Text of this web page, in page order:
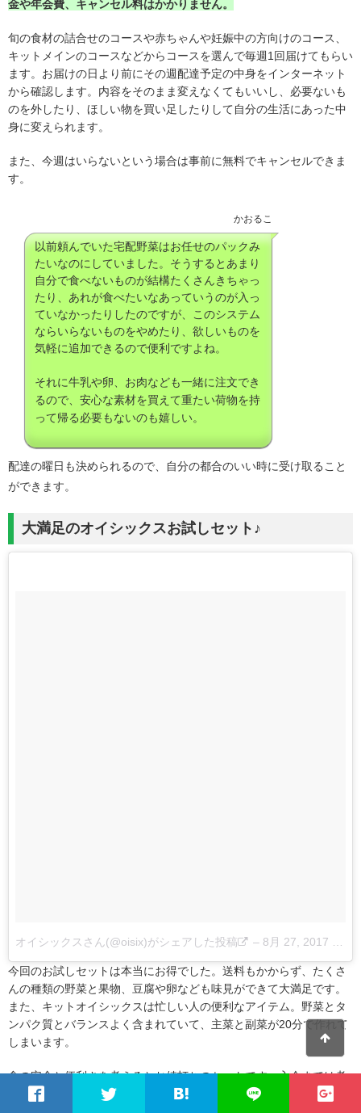
金や年会費、キャンセル料はかかりません。
旬の食材の詰合せのコースや赤ちゃんや妊娠中の方向けのコース、
キットメインのコースなどからコースを選んで毎週1回届けてもらい
ます。お届けの日より前にその週配達予定の中身をインターネット
から確認します。内容をそのまま変えなくてもいいし、必要ないも
のを外したり、ほしい物を買い足したりして自分の生活にあった中
身に変えられます。
また、今週はいらないという場合は事前に無料でキャンセルできま
す。
かおるこ
以前頼んでいた宅配野菜はお任せのパックみ
たいなのにしていました。そうするとあまり
自分で食べないものが結構たくさんきちゃっ
たり、あれが食べたいなあっていうのが入っ
ていなかったりしたのですが、このシステム
ならいらないものをやめたり、欲しいものを
気軽に追加できるので便利ですよね。
それに牛乳や卵、お肉なども一緒に注文でき
るので、安心な素材を買えて重たい荷物を持
って帰る必要もないのも嬉しい。
配達の曜日も決められるので、自分の都合のいい時に受け取ること
ができます。
大満足のオイシックスお試しセット♪
オイシックスさん(@oisix)がシェアした投稿 – 8月 27, 2017 at 9:43午後 PDT
今回のお試しセットは本当にお得でした。送料もかからず、たくさ
んの種類の野菜と果物、豆腐や卵なども味見ができて大満足です。
また、キットオイシックスは忙しい人の便利なアイテム。野菜とタ
ンパク質とバランスよく含まれていて、主菜と副菜が20分で作れて
しまいます。
食の安全と便利さを考えるとお値打ちのセットです。入会までは考
えていない、という人もまずはぜひこのお試しセットを頼んでみて